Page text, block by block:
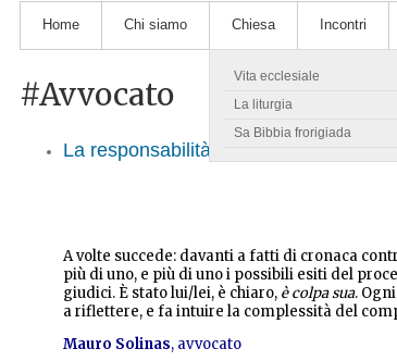
Home Chi siamo Chiesa
Vita ecclesiale
La liturgia
Sa Bibbia frorigiada
Incontri
#Avvocato
La responsabilità delle proprie azioni:
A volte succede: davanti a fatti di cronaca
più di uno, e più di uno i possibili esiti del
giudici. È stato lui/lei, è chiaro, è colpa sua.
a riflettere, e fa intuire la complessità del
Mauro Solinas, avvocato